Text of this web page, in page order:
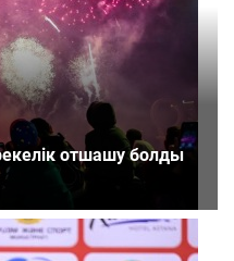
отшашу болды